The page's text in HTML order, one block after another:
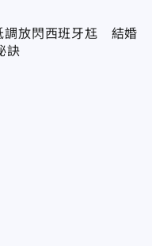
調放閃西班牙尪 結婚
訣